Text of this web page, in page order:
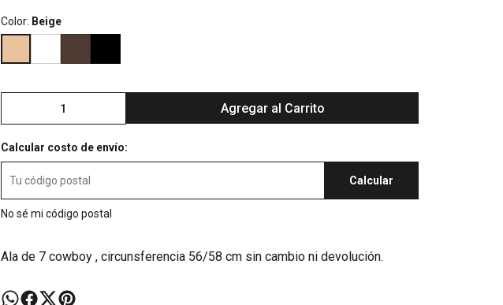
Color: Beige
Agregar al Carrito
Calcular costo de envío:
Calcular
No sé mi código postal
Ala de 7 cowboy , circunsferencia 56/58 cm sin cambio ni devolución.